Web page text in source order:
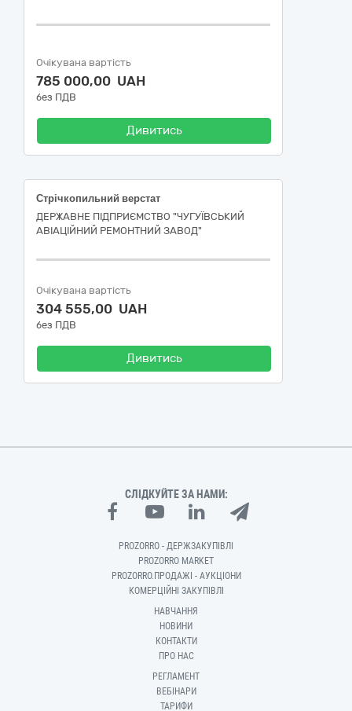
Очікувана вартість
785 000,00 UAH
без ПДВ
Дивитись
Стрічкопильний верстат
ДЕРЖАВНЕ ПІДПРИЄМСТВО "ЧУГУЇВСЬКИЙ
АВІАЦІЙНИЙ РЕМОНТНИЙ ЗАВОД"
Очікувана вартість
304 555,00 UAH
без ПДВ
Дивитись
СЛІДКУЙТЕ ЗА НАМИ:
PROZORRO - ДЕРЖЗАКУПІВЛІ
PROZORRO MARKET
PROZORRO.ПРОДАЖІ - АУКЦІОНИ
КОМЕРЦІЙНІ ЗАКУПІВЛІ
НАВЧАННЯ
НОВИНИ
КОНТАКТИ
ПРО НАС
РЕГЛАМЕНТ
ВЕБІНАРИ
ТАРИФИ